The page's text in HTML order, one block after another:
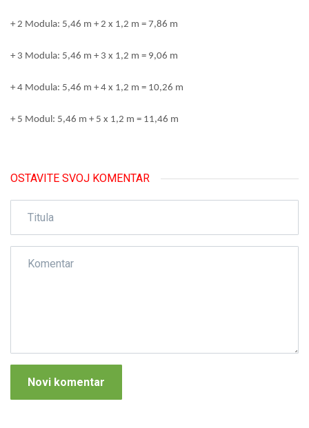
+ 2 Modula: 5,46 m + 2 x 1,2 m = 7,86 m
+ 3 Modula: 5,46 m + 3 x 1,2 m = 9,06 m
+ 4 Modula: 5,46 m + 4 x 1,2 m = 10,26 m
+ 5 Modul: 5,46 m + 5 x 1,2 m = 11,46 m
OSTAVITE SVOJ KOMENTAR
Novi komentar